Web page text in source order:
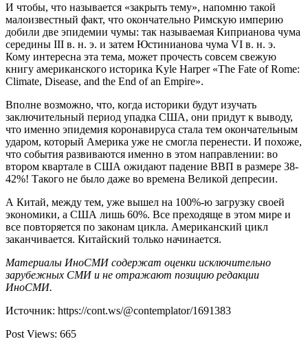
И чтобы, что называется «закрыть тему», напомню такой
малоизвестный факт, что окончательно Римскую империю
добили две эпидемии чумы: так называемая Киприанова чума
середины III в. н. э. и затем Юстинианова чума VI в. н. э.
Кому интересна эта тема, может прочесть совсем свежую
книгу американского историка Kyle Harper «The Fate of Rome:
Climate, Disease, and the End of an Empire».
Вполне возможно, что, когда историки будут изучать
заключительный период упадка США, они придут к выводу,
что именно эпидемия коронавируса стала тем окончательным
ударом, который Америка уже не смогла перенести. И похоже,
что события развиваются именно в этом направлении: во
втором квартале в США ожидают падение ВВП в размере 38-
42%! Такого не было даже во времена Великой депресии.
А Китай, между тем, уже вышел на 100%-ю загрузку своей
экономики, а США лишь 60%. Все преходяще в этом мире и
все повторяется по законам цикла. Американский цикл
заканчивается. Китайский только начинается.
Материалы ИноСМИ содержат оценки исключительно
зарубежных СМИ и не отражают позицию редакции
ИноСМИ.
Источник: https://cont.ws/@contemplator/1691383
Post Views: 665